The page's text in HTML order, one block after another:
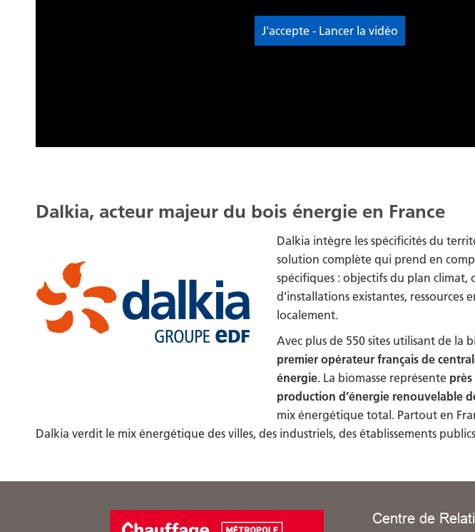
J'accepte - Lancer la vidéo
Dalkia, acteur majeur du bois énergie en France
Dalkia intègre les spécificités du
solution complète qui prend en
spécifiques : objectifs du plan climat,
d’installations existantes, ressources
localement.
Avec plus de 550 sites utilisant de la
premier opérateur français de
énergie. La biomasse représente
production d’énergie renouvelable
mix énergétique total. Partout en
Dalkia verdit le mix énergétique des villes, des industriels, des établissements
Centre de